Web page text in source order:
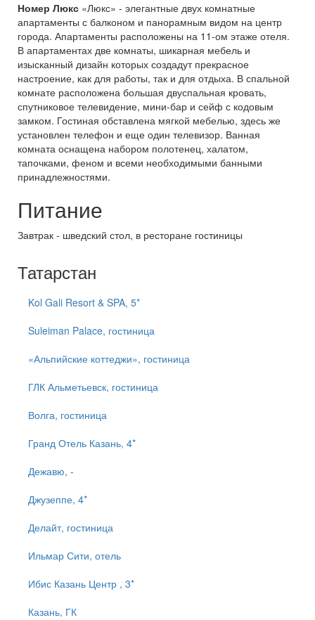
Номер Люкс «Люкс» - элегантные двух комнатные
апартаменты с балконом и панорамным видом на центр
города. Апартаменты расположены на 11-ом этаже отеля.
В апартаментах две комнаты, шикарная мебель и
изысканный дизайн которых создадут прекрасное
настроение, как для работы, так и для отдыха. В спальной
комнате расположена большая двуспальная кровать,
спутниковое телевидение, мини-бар и сейф с кодовым
замком. Гостиная обставлена мягкой мебелью, здесь же
установлен телефон и еще один телевизор. Ванная
комната оснащена набором полотенец, халатом,
тапочками, феном и всеми необходимыми банными
принадлежностями.
Питание
Завтрак - шведский стол, в ресторане гостиницы
Татарстан
Kol Gali Resort & SPA, 5*
Suleiman Palace, гостиница
«Альпийские коттеджи», гостиница
ГЛК Альметьевск, гостиница
Волга, гостиница
Гранд Отель Казань, 4*
Дежавю, -
Джузеппе, 4*
Делайт, гостиница
Ильмар Сити, отель
Ибис Казань Центр , 3*
Казань, ГК